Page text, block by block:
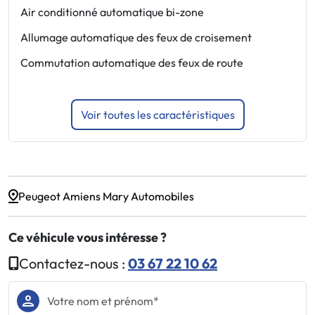
Air conditionné automatique bi-zone
Allumage automatique des feux de croisement
Commutation automatique des feux de route
Voir toutes les caractéristiques
Peugeot Amiens Mary Automobiles
Ce véhicule vous intéresse ?
Contactez-nous : 03 67 22 10 62